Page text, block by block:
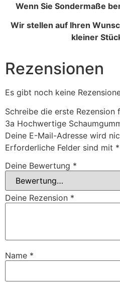
Wenn Sie Sondermaße
Wir stellen auf Ihren
kleiner
Rezensionen
Es gibt noch keine
Schreibe die erste Rezension
3a Hochwertige
Deine E-Mail-Adresse wird
Erforderliche Felder sind mit *
Deine Bewertung *
Deine Rezension *
Name *